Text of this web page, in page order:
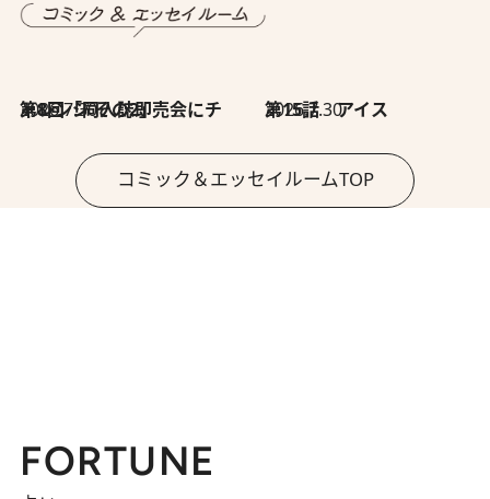
2026.7.30
第8回「同人誌即売会にチャレンジ その2」 2026.7.30
第15話 アイス
コミック＆エッセイルームTOP
FORTUNE